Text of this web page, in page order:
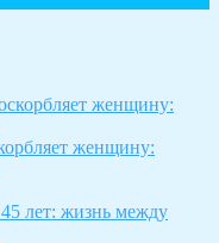
женщину: